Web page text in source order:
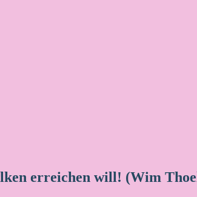
erreichen will! (Wim